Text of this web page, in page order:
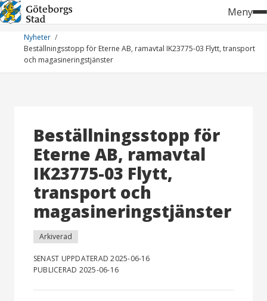
Hoppa
till
innehåll
Meny
Nyheter
Beställningsstopp för Eterne AB, ramavtal IK23775-03 Flytt, transport
och magasineringstjänster
Beställningsstopp för
Eterne AB, ramavtal
IK23775-03 Flytt,
transport och
magasineringstjänster
Arkiverad
SENAST UPPDATERAD 2025-06-16
PUBLICERAD 2025-06-16